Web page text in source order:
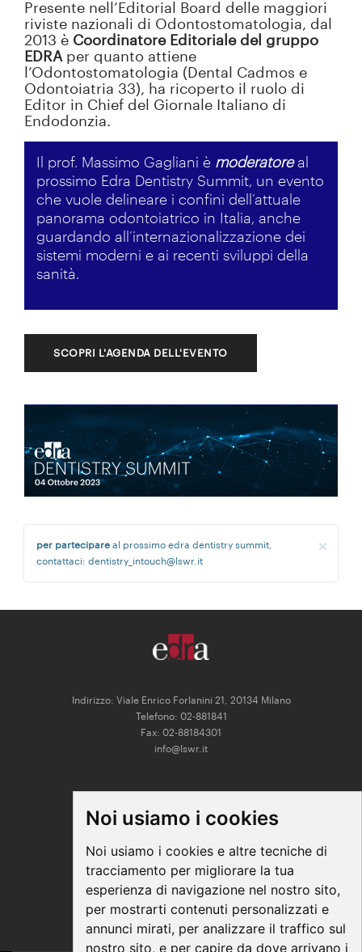
Noi usiamo i cookies
Noi usiamo i cookies e altre tecniche di
tracciamento per migliorare la tua
esperienza di navigazione nel nostro sito,
per mostrarti contenuti personalizzati e
annunci mirati, per analizzare il traffico sul
nostro sito, e per capire da dove arrivano i
Presente nell’Editorial Board delle maggiori
riviste nazionali di Odontostomatologia, dal
2013 è Coordinatore Editoriale del gruppo
EDRA per quanto attiene
l’Odontostomatologia (Dental Cadmos e
Odontoiatria 33), ha ricoperto il ruolo di
Editor in Chief del Giornale Italiano di
Endodonzia.
Il prof. Massimo Gagliani è moderatoreal
prossimo Edra Dentistry Summit, un evento
che vuole delineare i confini dell’attuale
panorama odontoiatrico in Italia, anche
guardando all’internazionalizzazione dei
sistemi moderni e ai recenti sviluppi della
sanità.
SCOPRI L'AGENDA DELL'EVENTO
×
per partecipare al prossimo edra dentistry summit,
contattaci: dentistry_intouch@lswr.it
Indirizzo: Viale Enrico Forlanini 21, 20134 Milano
Telefono: 02-881841
Fax: 02-88184301
info@lswr.it
Facebook
Youtube